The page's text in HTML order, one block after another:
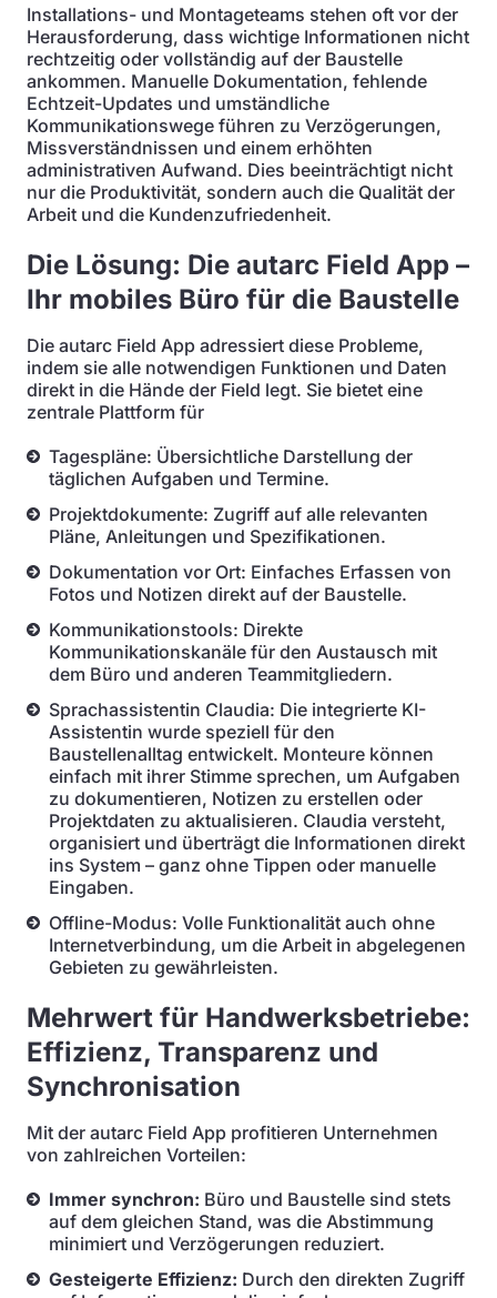
Installations- und Montageteams stehen oft vor der
Herausforderung, dass wichtige Informationen nicht
rechtzeitig oder vollständig auf der Baustelle
ankommen. Manuelle Dokumentation, fehlende
Echtzeit-Updates und umständliche
Kommunikationswege führen zu Verzögerungen,
Missverständnissen und einem erhöhten
administrativen Aufwand. Dies beeinträchtigt nicht
nur die Produktivität, sondern auch die Qualität der
Arbeit und die Kundenzufriedenheit.
Die Lösung: Die autarc Field App –
Ihr mobiles Büro für die Baustelle
Die autarc Field App adressiert diese Probleme,
indem sie alle notwendigen Funktionen und Daten
direkt in die Hände der Field legt. Sie bietet eine
zentrale Plattform für
Tagespläne: Übersichtliche Darstellung der
täglichen Aufgaben und Termine.
Projektdokumente: Zugriff auf alle relevanten
Pläne, Anleitungen und Spezifikationen.
Dokumentation vor Ort: Einfaches Erfassen von
Fotos und Notizen direkt auf der Baustelle.
Kommunikationstools: Direkte
Kommunikationskanäle für den Austausch mit
dem Büro und anderen Teammitgliedern.
Sprachassistentin Claudia: Die integrierte KI-
Assistentin wurde speziell für den
Baustellenalltag entwickelt. Monteure können
einfach mit ihrer Stimme sprechen, um Aufgaben
zu dokumentieren, Notizen zu erstellen oder
Projektdaten zu aktualisieren. Claudia versteht,
organisiert und überträgt die Informationen direkt
ins System – ganz ohne Tippen oder manuelle
Eingaben.
Offline-Modus: Volle Funktionalität auch ohne
Internetverbindung, um die Arbeit in abgelegenen
Gebieten zu gewährleisten.
Mehrwert für Handwerksbetriebe:
Effizienz, Transparenz und
Synchronisation
Mit der autarc Field App profitieren Unternehmen
von zahlreichen Vorteilen:
Immer synchron: Büro und Baustelle sind stets
auf dem gleichen Stand, was die Abstimmung
minimiert und Verzögerungen reduziert.
Gesteigerte Effizienz: Durch den direkten Zugriff